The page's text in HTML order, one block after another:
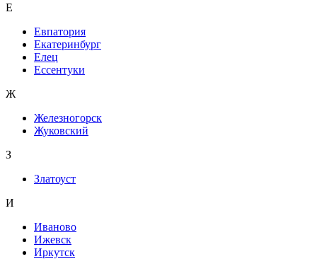
Е
Евпатория
Екатеринбург
Елец
Ессентуки
Ж
Железногорск
Жуковский
З
Златоуст
И
Иваново
Ижевск
Иркутск